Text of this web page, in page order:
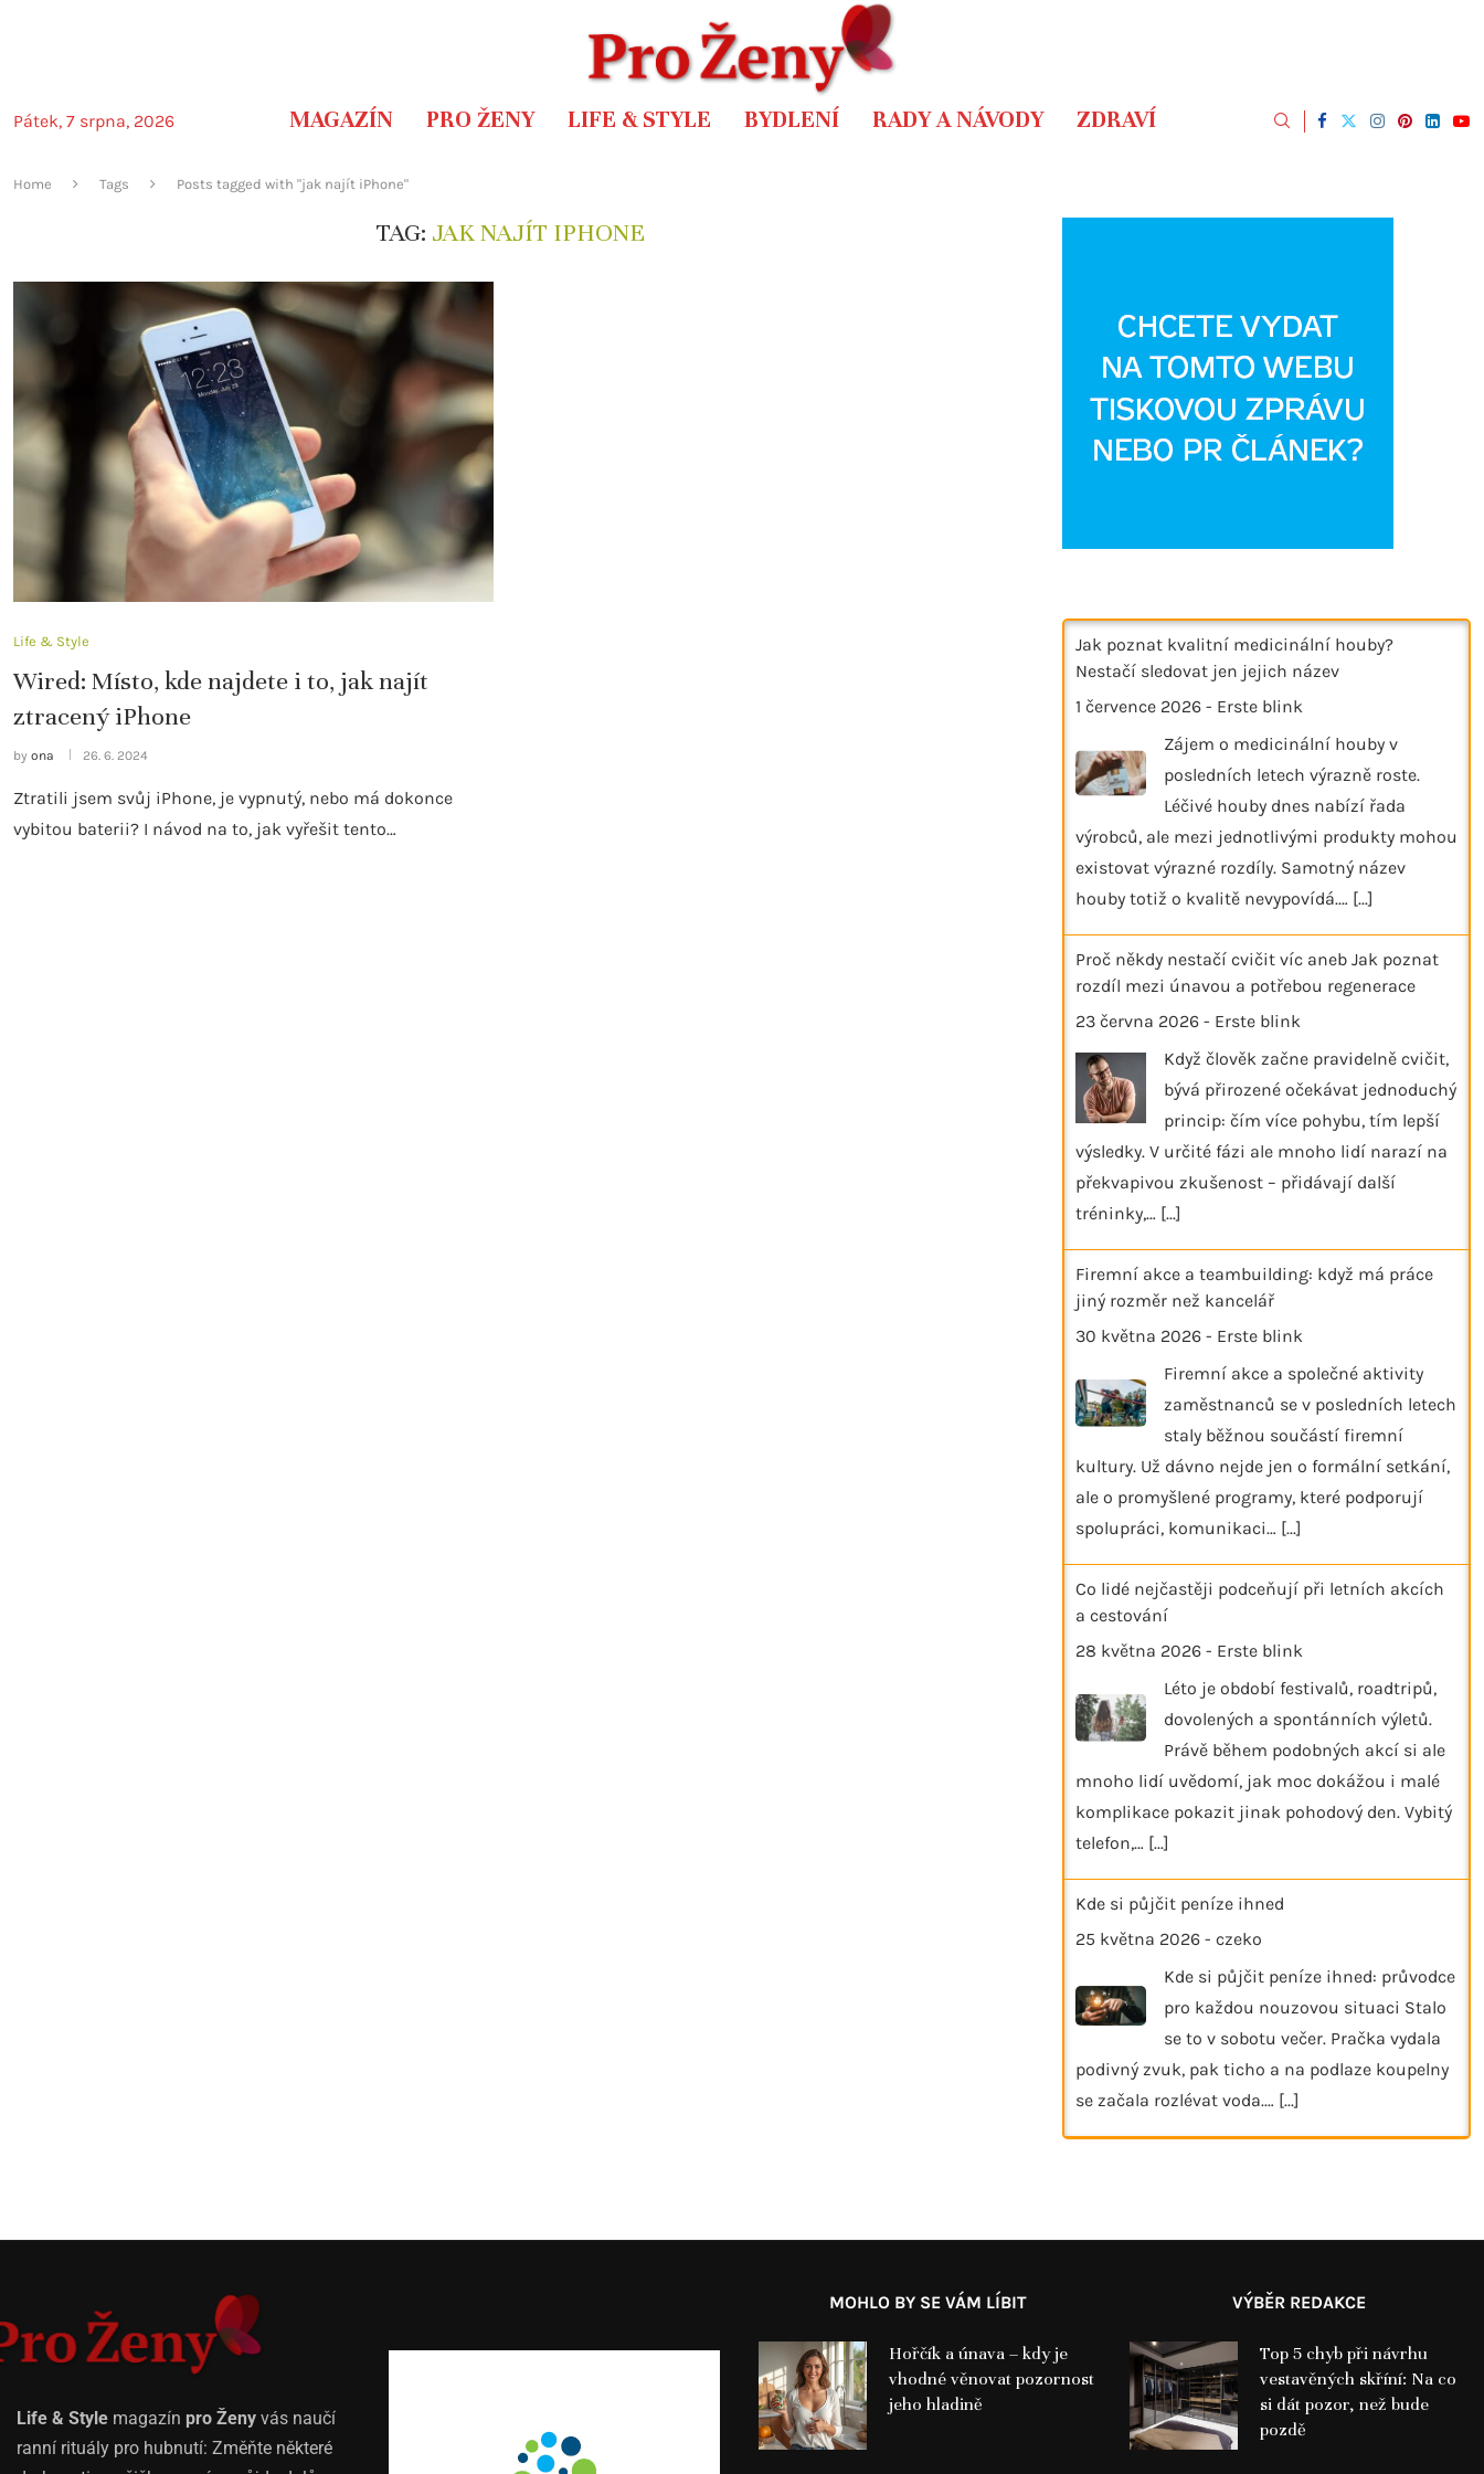
Pátek, 7 srpna, 2026 MAGAZÍN PRO ŽENY LIFE & STYLE BYDLENÍ RADY A NÁVODY ZDRAVÍ
Home Tags Posts tagged with "jak najít iPhone"
TAG: JAK NAJÍT IPHONE
Life & Style
Wired: Místo, kde najdete i to, jak najít
ztracený iPhone
by ona 26. 6. 2024
Ztratili jsem svůj iPhone, je vypnutý, nebo má dokonce
vybitou baterii? I návod na to, jak vyřešit tento…
Jak poznat kvalitní medicinální houby?
Nestačí sledovat jen jejich název
1 července 2026 - Erste blink
Zájem o medicinální houby v
posledních letech výrazně roste.
Léčivé houby dnes nabízí řada
výrobců, ale mezi jednotlivými produkty mohou
existovat výrazné rozdíly. Samotný název
houby totiž o kvalitě nevypovídá.… [...]
Proč někdy nestačí cvičit víc aneb Jak poznat
rozdíl mezi únavou a potřebou regenerace
23 června 2026 - Erste blink
Když člověk začne pravidelně cvičit,
bývá přirozené očekávat jednoduchý
princip: čím více pohybu, tím lepší
výsledky. V určité fázi ale mnoho lidí narazí na
překvapivou zkušenost – přidávají další
tréninky,… [...]
Firemní akce a teambuilding: když má práce
jiný rozměr než kancelář
30 května 2026 - Erste blink
Firemní akce a společné aktivity
zaměstnanců se v posledních letech
staly běžnou součástí firemní
kultury. Už dávno nejde jen o formální setkání,
ale o promyšlené programy, které podporují
spolupráci, komunikaci… [...]
Co lidé nejčastěji podceňují při letních akcích
a cestování
28 května 2026 - Erste blink
Léto je období festivalů, roadtripů,
dovolených a spontánních výletů.
Právě během podobných akcí si ale
mnoho lidí uvědomí, jak moc dokážou i malé
komplikace pokazit jinak pohodový den. Vybitý
telefon,… [...]
Kde si půjčit peníze ihned
25 května 2026 - czeko
Kde si půjčit peníze ihned: průvodce
pro každou nouzovou situaci Stalo
se to v sobotu večer. Pračka vydala
podivný zvuk, pak ticho a na podlaze koupelny
se začala rozlévat voda.… [...]
Life & Style magazín pro Ženy vás naučí
ranní rituály pro hubnutí: Změňte některé
MOHLO BY SE VÁM LÍBIT
Hořčík a únava – kdy je
vhodné věnovat pozornost
jeho hladině
VÝBĚR REDAKCE
Top 5 chyb při návrhu
vestavěných skříní: Na co
si dát pozor, než bude
pozdě